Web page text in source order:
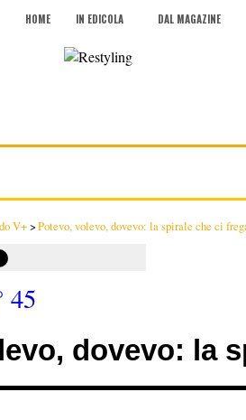
HOME IN EDICOLA DAL MAGAZINE
V+>Potevo, volevo, dovevo: la spirale che ci
45
dovevo: la